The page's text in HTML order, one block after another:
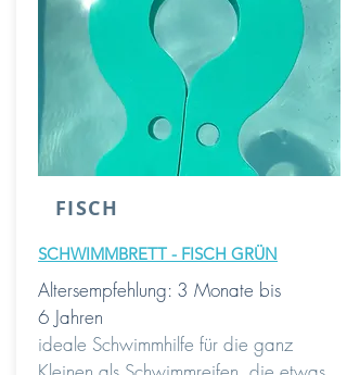
FISCH
SCHWIMMBRETT - FISCH GRÜN
Altersempfehlung: 3 Monate bis
6 Jahren
ideale Schwimmhilfe für die ganz